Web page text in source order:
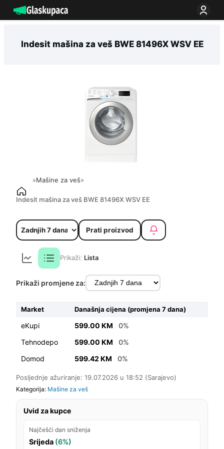
na
Indesit mašina za veš BWE 81496X WSV EE
»Mašine za veš»
Indesit mašina za veš BWE 81496X WSV EE
Prati proizvod
Prikaži: Lista
Prikaži promjene za:
Market Današnja cijena (promjena 7 dana)
eKupi 599.00 KM
0%
Tehnodepo
599.00 KM
0%
Domod
599.42 KM 0%
Posljednje ažuriranje: 19.07.2026 u 18:52 (Sarajevo)
Kategorija: Mašine za veš
Uvid za kupce
Najčešći dan sniženja
Srijeda (6%)